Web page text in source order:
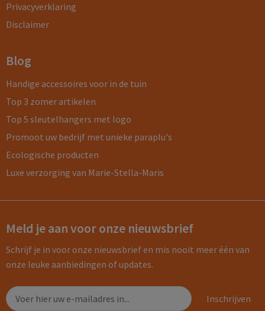
Privacyverklaring
Disclaimer
Blog
Handige accessoires voor in de tuin
Top 3 zomer artikelen
Top 5 sleutelhangers met logo
Promoot uw bedrijf met unieke paraplu's
Ecologische producten
Luxe verzorging van Marie-Stella-Maris
Meld je aan voor onze nieuwsbrief
Schrijf je in voor onze nieuwsbrief en mis nooit meer één van
onze leuke aanbiedingen of updates.